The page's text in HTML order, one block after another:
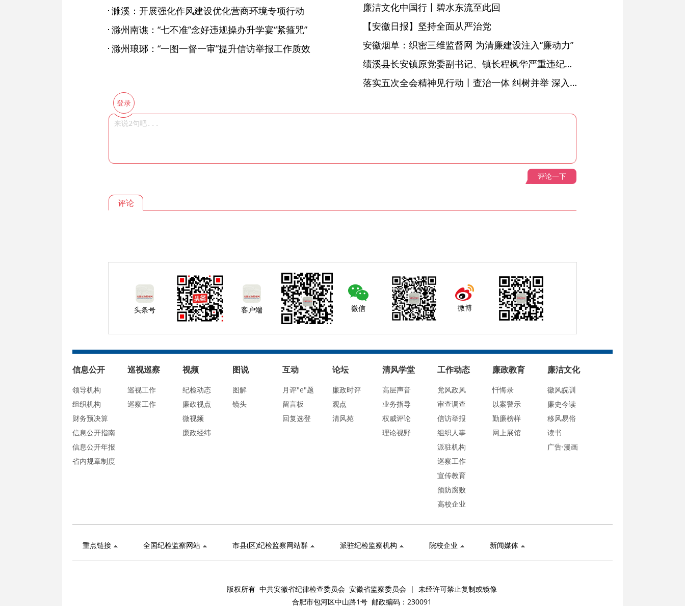
濉溪：开展强化作风建设优化营商环境专项行动
滁州南谯：“七不准”念好违规操办升学宴“紧箍咒”
滁州琅琊：“一图一督一审”提升信访举报工作质效
廉洁文化中国行丨碧水东流至此回
【安徽日报】坚持全面从严治党
安徽烟草：织密三维监督网 为清廉建设注入“廉动力”
绩溪县长安镇原党委副书记、镇长程枫华严重违纪违法被开除党籍和公职
落实五次全会精神见行动丨查治一体 纠树并举 深入推进风腐同查同治
登录
评论一下
评论
头条号 客户端 微信 微博
信息公开
领导机构
组织机构
财务预决算
信息公开指南
信息公开年报
省内规章制度
巡视巡察
巡视工作
巡察工作
视频
纪检动态
廉政视点
微视频
廉政经纬
图说
图解
镜头
互动
月评"e"题
留言板
回复选登
论坛
廉政时评
观点
清风苑
清风学堂
高层声音
业务指导
权威评论
理论视野
工作动态
党风政风
审查调查
信访举报
组织人事
派驻机构
巡察工作
宣传教育
预防腐败
高校企业
廉政教育
忏悔录
以案警示
勤廉榜样
网上展馆
廉洁文化
徽风皖训
廉史今读
移风易俗
读书
广告·漫画
重点链接 全国纪检监察网站 市县(区)纪检监察网站群 派驻纪检监察机构 院校企业 新闻媒体
版权所有 中共安徽省纪律检查委员会 安徽省监察委员会 | 未经许可禁止复制或镜像
合肥市包河区中山路1号 邮政编码：230091